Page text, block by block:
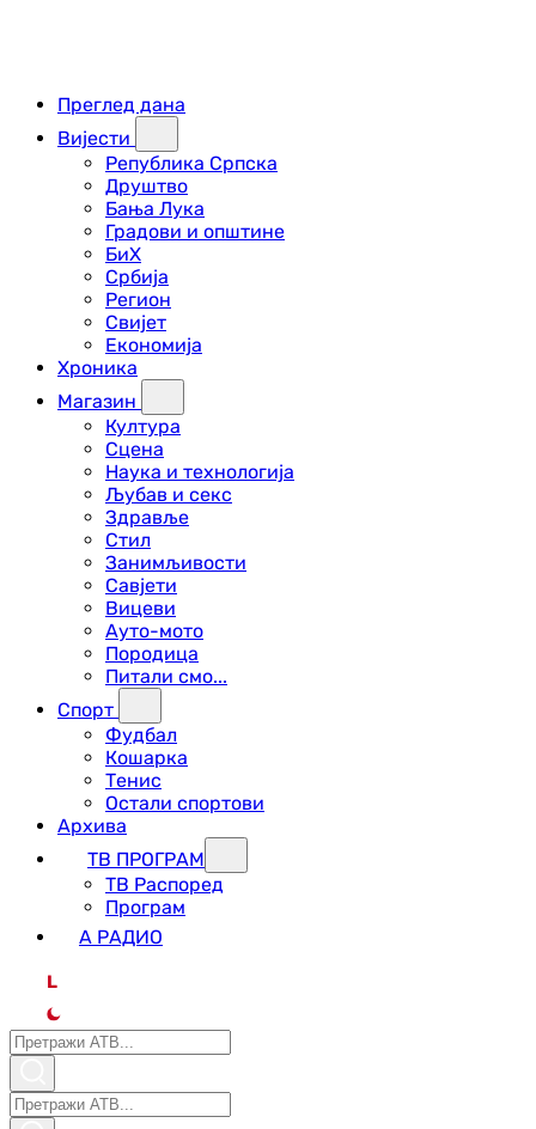
Преглед дана
Вијести
Република Српска
Друштво
Бања Лука
Градови и општине
БиХ
Србија
Регион
Свијет
Економија
Хроника
Магазин
Култура
Сцена
Наука и технологија
Љубав и секс
Здравље
Стил
Занимљивости
Савјети
Вицеви
Ауто-мото
Породица
Питали смо...
Спорт
Фудбал
Кошарка
Тенис
Остали спортови
Архива
ТВ ПРОГРАМ
ТВ Распоред
Програм
А РАДИО
L